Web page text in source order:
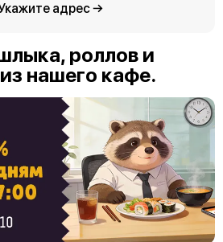
адрес →
роллов и
нашего кафе.